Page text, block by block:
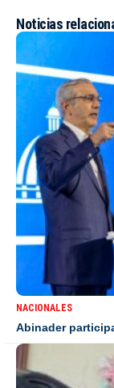
Noticias
NACIONALES
Abinader